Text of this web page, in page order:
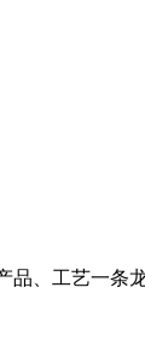
、工艺一条